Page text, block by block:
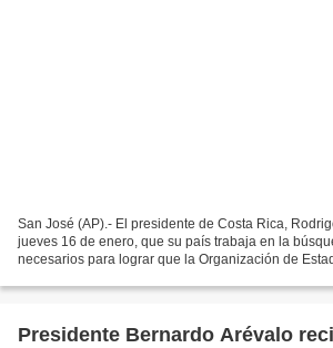
San José (AP).- El presidente de Costa Rica,
jueves 16 de enero, que su país trabaja en la
necesarios para lograr que la Organización de
Presidente Bernardo Arévalo